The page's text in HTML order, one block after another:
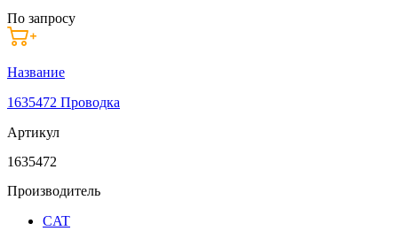
По запросу
Название
1635472 Проводка
Артикул
1635472
Производитель
CAT